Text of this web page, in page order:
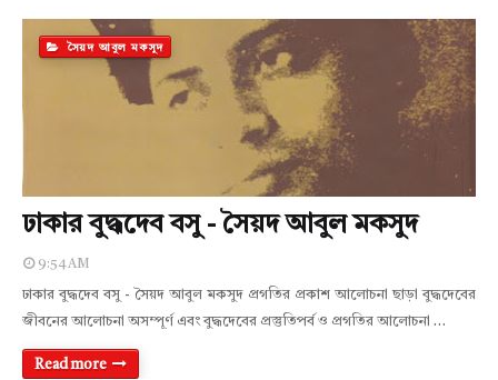
সৈয়দ আবুল মকসুদ
ঢাকার বুদ্ধদেব বসু - সৈয়দ আবুল মকসুদ
9:54 AM
ঢাকার বুদ্ধদেব বসু - সৈয়দ আবুল মকসুদ প্রগতির প্ৰকাশ আলোচনা ছাড়া বুদ্ধদেবের
জীবনের আলোচনা অসম্পূর্ণ এবং বুদ্ধদেবের প্রস্তুতিপর্ব ও প্রগতির আলোচনা …
Read more